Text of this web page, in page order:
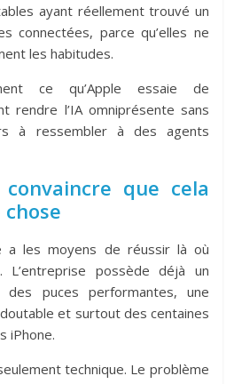
ayant réellement trouvé un
connectées, parce qu’elles ne
les habitudes.
ce qu’Apple essaie de
rendre l’IA omniprésente sans
à ressembler à des agents
que cela
a les moyens de réussir là où
L’entreprise possède déjà un
des puces performantes, une
et surtout des centaines
iPhone.
technique. Le problème